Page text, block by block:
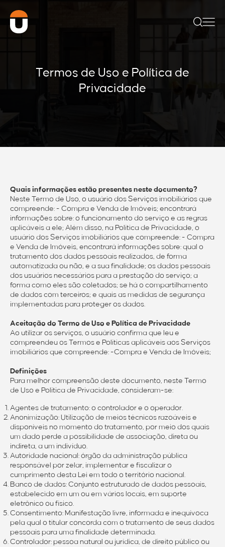
Termos de Uso e Política de
Privacidade
Quais informações estão presentes neste documento?
Neste Termo de Uso, o usuário dos Serviços imobiliários que
compreende: - Compra e Venda de Imóveis; encontrará
informações sobre: o funcionamento do serviço e as regras
aplicáveis a ele; Além disso, na Política de Privacidade, o
usuário dos Serviços imobiliários que compreende: - Compra
e Venda de Imóveis, encontrará informações sobre: qual o
tratamento dos dados pessoais realizados, de forma
automatizada ou não, e a sua finalidade; os dados pessoais
dos usuários necessários para a prestação do serviço; a
forma como eles são coletados; se há o compartilhamento
de dados com terceiros; e quais as medidas de segurança
implementadas para proteger os dados.
Aceitação do Termo de Uso e Política de Privacidade
Ao utilizar os serviços, o usuário confirma que leu e
compreendeu os Termos e Políticas aplicáveis aos Serviços
imobiliários que compreende: -Compra e Venda de Imóveis;
Definições
Para melhor compreensão deste documento, neste Termo
de Uso e Política de Privacidade, consideram-se:
Agentes de tratamento: o controlador e o operador.
Anonimização: Utilização de meios técnicos razoáveis e
disponíveis no momento do tratamento, por meio dos quais
um dado perde a possibilidade de associação, direta ou
indireta, a um indivíduo.
Autoridade nacional: órgão da administração pública
responsável por zelar, implementar e fiscalizar o
cumprimento desta Lei em todo o território nacional.
Banco de dados: Conjunto estruturado de dados pessoais,
estabelecido em um ou em vários locais, em suporte
eletrônico ou físico.
Consentimento: Manifestação livre, informada e inequívoca
pela qual o titular concorda com o tratamento de seus dados
pessoais para uma finalidade determinada.
Controlador: pessoa natural ou jurídica, de direito público ou